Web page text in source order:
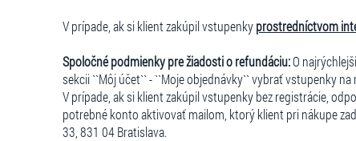
V prípade, ak si klient zakúpil vstupenkyprostredníctvom
Spoločné podmienky pre žiadosti o refundáciu:O
sekcii ``Môj účet`` - ``Moje objednávky`` vybrať vstupenky
V prípade, ak si klient zakúpil vstupenky bez registrácie,
potrebné konto aktivovať mailom, ktorý klient pri nákupe
33, 831 04 Bratislava.